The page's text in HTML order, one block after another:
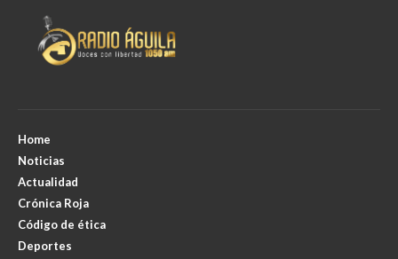
Home
Noticias
Actualidad
Crónica Roja
Código de ética
Deportes